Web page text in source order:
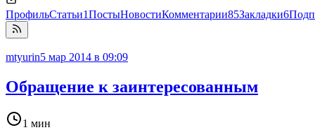
ПрофильСтатьи1ПостыНовостиКомментарии85Закладки6
mtyurin5 мар 2014 в 09:09
Обращение к заинтересованным
1 мин